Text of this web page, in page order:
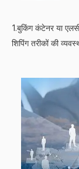
1.बुकिंग कंटेनर या
शिपिंग तरीकों की